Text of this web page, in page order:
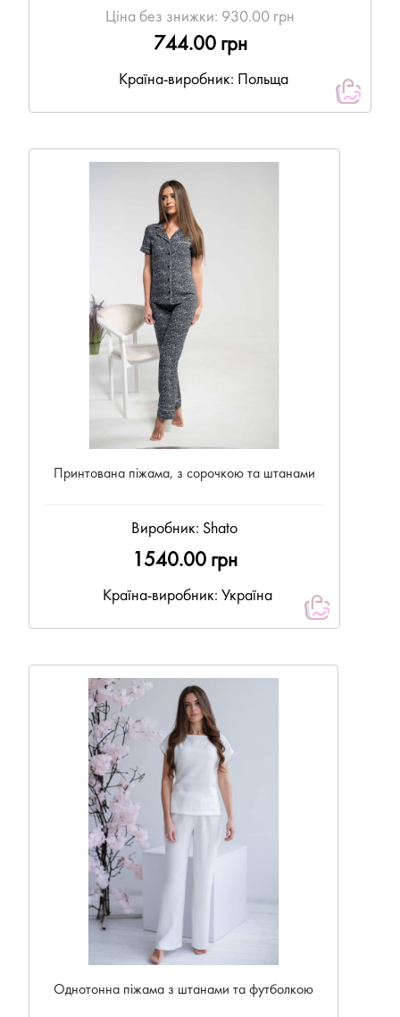
Ціна без знижки: 930.00 грн
744.00 грн
Країна-виробник: Польща
Принтована піжама, з сорочкою та штанами
Виробник: Shato
1540.00 грн
Країна-виробник: Україна
Однотонна піжама з штанами та футболкою